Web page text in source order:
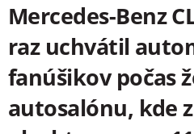
Mercedes-Benz
raz uchvátil
fanúšikov počas
autosalónu, kde